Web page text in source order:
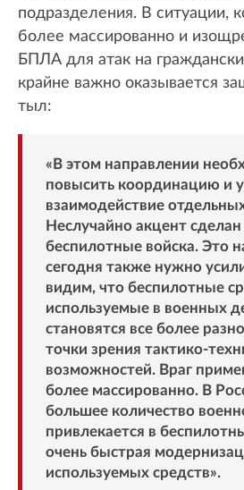
подразделения. В ситуации,
более массированно и
БПЛА для атак на
крайне важно оказывается
тыл:
«В этом направлении
повысить координацию и
взаимодействие
Неслучайно акцент сделан
беспилотные войска. Это
сегодня также нужно
видим, что беспилотные
используемые в военных
становятся все более
точки зрения тактико-
возможностей. Враг
более массированно. В
большее количество
привлекается в
очень быстрая
используемых средств».